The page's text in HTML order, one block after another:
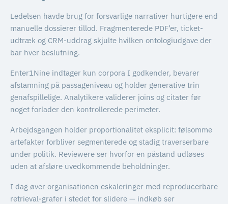
Ledelsen havde brug for forsvarlige narrativer hurtigere end
manuelle dossierer tillod. Fragmenterede PDF’er, ticket-
udtræk og CRM-uddrag skjulte hvilken ontologiudgave der
bar hver beslutning.
Enter1Nine indtager kun corpora I godkender, bevarer
afstamning på passageniveau og holder generative trin
genafspillelige. Analytikere validerer joins og citater før
noget forlader den kontrollerede perimeter.
Arbejdsgangen holder proportionalitet eksplicit: følsomme
artefakter forbliver segmenterede og stadig traverserbare
under politik. Reviewere ser hvorfor en påstand udløses
uden at afsløre uvedkommende beholdninger.
I dag øver organisationen eskaleringer med reproducerbare
retrieval-grafer i stedet for slidere — indkøb ser